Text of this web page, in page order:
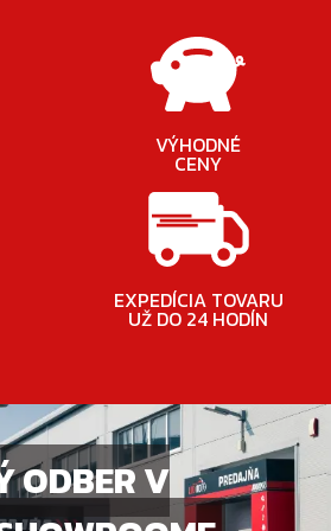
VÝHODNÉ
CENY
EXPEDÍCIA TOVARU
UŽ DO 24 HODÍN
ODBER V